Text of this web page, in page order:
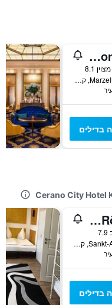
Hilton Cologne
מצוין 8.1
Marzellenstrasse 13-17, קלן, צפון ריין-וסטפאליה, גרמניה
בדילים
Stadthotel am Römerturm
Sankt-Apern-Strasse 32, קלן, צפון ריין-וסטפאליה, גרמניה
בדילים